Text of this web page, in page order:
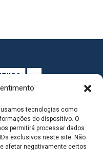
tecnologias como
do dispositivo. O
permitirá processar dados
exclusivos neste site. Não
afetar negativamente certos